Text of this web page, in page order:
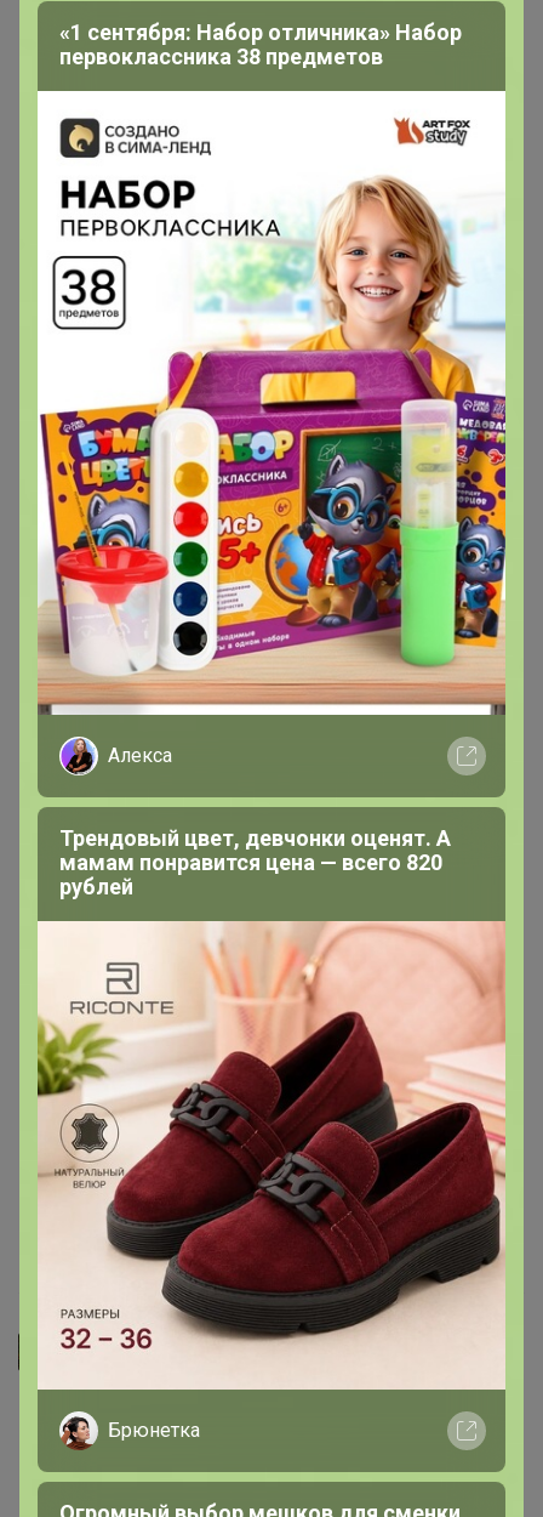
- Очень прочные, классс
- Классные плотные бахилы ) спасибо 🙏🏻
- Плотные, хватает надолго. Рекомендую
- Самые лучшие бахилы
- Отличные бахилы. Прочные. Супер!
- Крепкие, плотные бахилы, рекомендую
- Красивые, доброго плотные, резина хорошая
- Отличные, плотные бахилы! Муж очень доволен. Ему
до места работы через участок промзоны идти и
обувь мыть нет там возможности. Так что он оценил
на отлично! Спасибо!
- Соответствует описанию.
- Хорошие, прочные. Следов ,после них, не остаётся!!!
👍👍👍👍👍
- Хорошие бахилы,прочные. Пришли быстро.
- Очень прочные, и качественные бахилы! Даже врачи
удивляются и спрашивают где купила такие. Хотела
еще заказать, но жаль их нет сейчас в продаже.
- Понравились. Крепкие, особо не протекают
- Бахилы отличные, плотные, матовые, с двойной
резинкой. Рекомендую)
- Хорошие , плотные бахилы
- Хорошие, крепкие, плотные
- Очень прочные, рекомендую.
- хорошие прочные бахилы
11 февраля, 2026 14:02
Джилка
- Бахилы действительно очень прочные и плотные, в
грязь практически не протекают.
«1 сентября: Набор отличника» Набор
первоклассника 38 предметов
Алекса
Трендовый цвет, девчонки оценят. А
мамам понравится цена — всего 820
рублей
Брюнетка